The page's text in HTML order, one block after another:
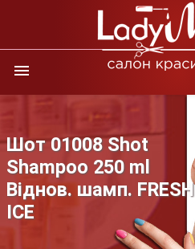
Шот 01008 Shot
Shampoo 250 ml
Віднов. шамп. FRESH
ICE